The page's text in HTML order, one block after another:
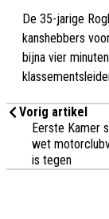
De 35-jarige
kanshebbers
bijna vier
Vorig artikel
Eerste Kamer
wet
is tegen